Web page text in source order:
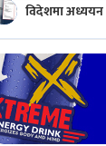
विदेशमा अध्ययन